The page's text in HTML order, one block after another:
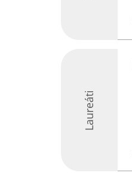
Laureáti